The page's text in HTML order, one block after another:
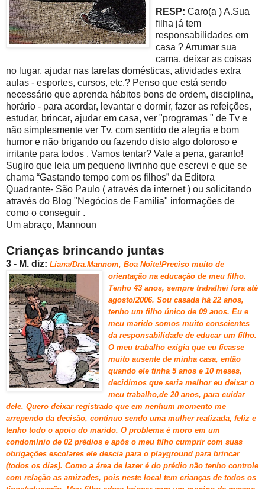
RESP: Caro(a ) A.Sua
filha já tem
responsabilidades em
casa ? Arrumar sua
cama, deixar as coisas
no lugar, ajudar nas tarefas domésticas, atividades extra
aulas - esportes, cursos, etc.? Penso que está sendo
necessário que aprenda hábitos bons de ordem, disciplina,
horário - para acordar, levantar e dormir, fazer as refeições,
estudar, brincar, ajudar em casa, ver "programas " de Tv e
não simplesmente ver Tv, com sentido de alegria e bom
humor e não brigando ou fazendo disto algo doloroso e
irritante para todos . Vamos tentar? Vale a pena, garanto!
Sugiro que leia um pequeno livrinho que escrevi e que se
chama “Gastando tempo com os filhos” da Editora
Quadrante- São Paulo ( através da internet ) ou solicitando
através do Blog "Negócios de Família" informações de
como o conseguir .
Um abraço, Mannoun
Crianças brincando juntas
3 - M. diz: Liana/Dra.Mannom, Boa Noite!Preciso muito de
orientação na educação de meu filho.
Tenho 43 anos, sempre trabalhei fora até
agosto/2006. Sou casada há 22 anos,
tenho um filho único de 09 anos. Eu e
meu marido somos muito conscientes
da responsabilidade de educar um filho.
O meu trabalho exigia que eu ficasse
muito ausente de minha casa, então
quando ele tinha 5 anos e 10 meses,
decidimos que seria melhor eu deixar o
meu trabalho,de 20 anos, para cuidar
dele. Quero deixar registrado que em nenhum momento me
arrependo da decisão, continuo sendo uma mulher realizada, feliz e
tenho todo o apoio do marido. O problema é moro em um
condomínio de 02 prédios e após o meu filho cumprir com suas
obrigações escolares ele descia para o playground para brincar
(todos os dias). Como a área de lazer é do prédio não tenho controle
com relação as amizades, pois neste local tem crianças de todos os